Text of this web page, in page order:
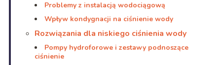
Problemy z instalacją wodociągową
Wpływ kondygnacji na ciśnienie wody
Rozwiązania dla niskiego ciśnienia wody
Pompy hydroforowe i zestawy podnoszące
ciśnienie